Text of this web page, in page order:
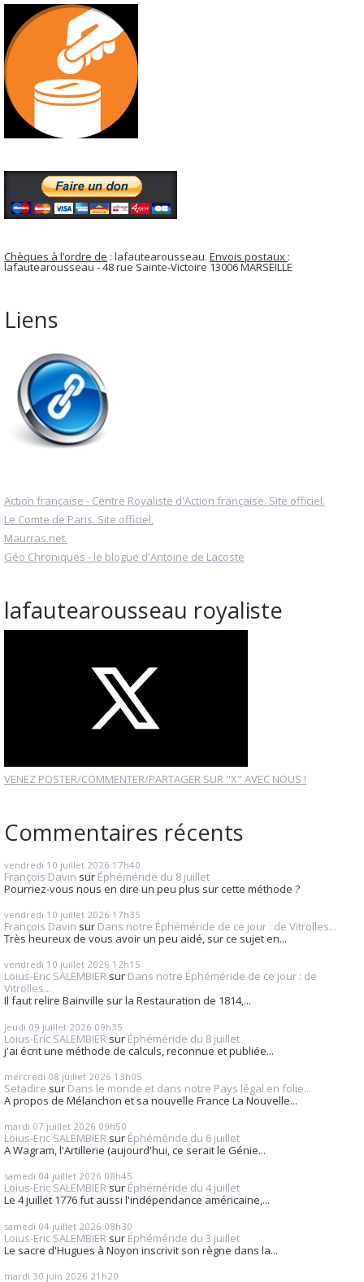
Chèques à l’ordre de : lafautearousseau. Envois postaux :
lafautearousseau - 48 rue Sainte-Victoire 13006 MARSEILLE
Liens
Action française - Centre Royaliste d'Action française. Site officiel.
Le Comte de Paris. Site officiel.
Maurras.net.
Géo Chroniques - le blogue d'Antoine de Lacoste
lafautearousseau royaliste
VENEZ POSTER/COMMENTER/PARTAGER SUR "X" AVEC NOUS !
Commentaires récents
vendredi 10 juillet 2026 17h40
François Davin sur Éphéméride du 8 juillet
Pourriez-vous nous en dire un peu plus sur cette méthode ?
vendredi 10 juillet 2026 17h35
François Davin sur Dans notre Éphéméride de ce jour : de Vitrolles...
Très heureux de vous avoir un peu aidé, sur ce sujet en...
vendredi 10 juillet 2026 12h15
Loius-Eric SALEMBIER sur Dans notre Éphéméride de ce jour : de
Vitrolles...
Il faut relire Bainville sur la Restauration de 1814,...
jeudi 09 juillet 2026 09h35
Loius-Eric SALEMBIER sur Éphéméride du 8 juillet
j'ai écrit une méthode de calculs, reconnue et publiée...
mercredi 08 juillet 2026 13h05
Setadire sur Dans le monde et dans notre Pays légal en folie...
A propos de Mélanchon et sa nouvelle France La Nouvelle...
mardi 07 juillet 2026 09h50
Loius-Eric SALEMBIER sur Éphéméride du 6 juillet
A Wagram, l'Artillerie (aujourd'hui, ce serait le Génie...
samedi 04 juillet 2026 08h45
Loius-Eric SALEMBIER sur Éphéméride du 4 juillet
Le 4 juillet 1776 fut aussi l'indépendance américaine,...
samedi 04 juillet 2026 08h30
Loius-Eric SALEMBIER sur Éphéméride du 3 juillet
Le sacre d'Hugues à Noyon inscrivit son règne dans la...
mardi 30 juin 2026 21h20